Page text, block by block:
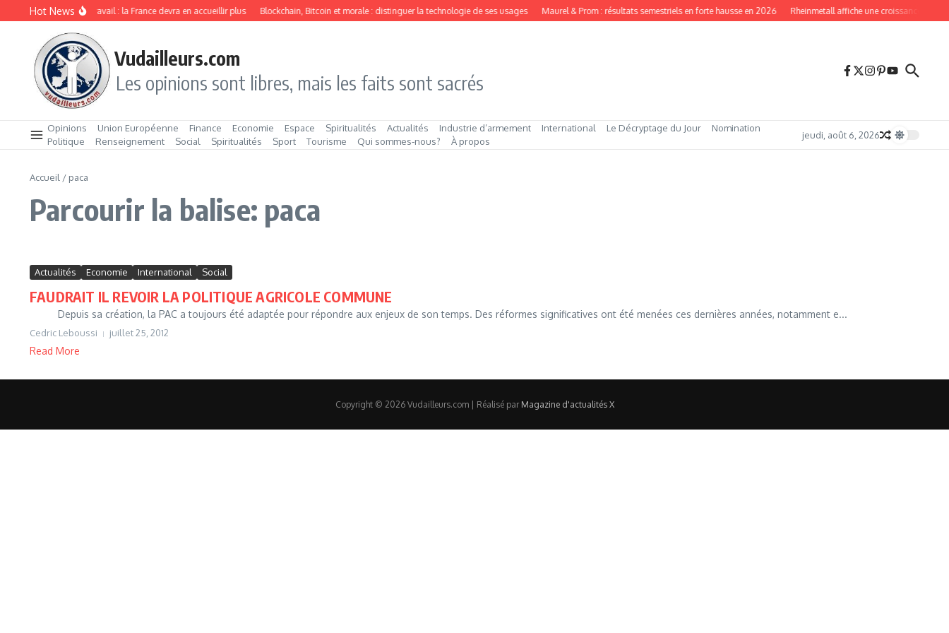
Aller au contenu
Hot News
Immigration de travail : la France devra en accueillir plus Blockchain, Bitcoin et morale : distinguer la technologie de ses usages Maurel & Prom : résultats semestriels en forte hausse en 2026 Rheinmetall affiche une croissance record
Vudailleurs.com
Les opinions sont libres, mais les faits sont sacrés
Opinions Union Européenne Finance Economie Espace Spiritualités Actualités Industrie d’armement International Le Décryptage du Jour
Nomination
Politique
Renseignement Social Spiritualités Sport Tourisme Qui sommes‑nous? À propos
jeudi, août 6, 2026
Accueil / paca
Parcourir la balise: paca
Actualités Economie International Social
FAUDRAIT IL REVOIR LA POLITIQUE AGRICOLE COMMUNE
Depuis sa création, la PAC a toujours été adaptée pour répondre aux enjeux de son temps. Des réformes significatives ont été menées ces dernières années, notamment e...
Cedric Leboussi juillet 25, 2012
Read More
Copyright © 2026 Vudailleurs.com | Réalisé par Magazine d'actualités X